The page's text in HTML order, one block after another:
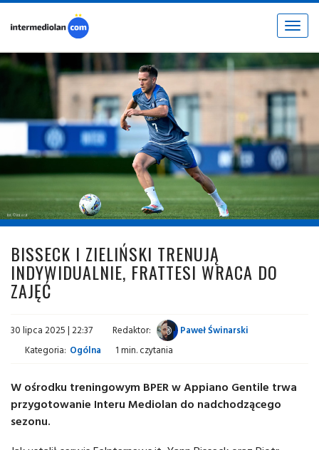
Toggle
fot. © inter.it
BISSECK I ZIELIŃSKI TRENUJĄ
INDYWIDUALNIE, FRATTESI WRACA DO
ZAJĘĆ
30 lipca 2025 | 22:37 Redaktor:
Paweł Świnarski
Kategoria: Ogólna 1 min. czytania
W ośrodku treningowym BPER w Appiano Gentile trwa
przygotowanie Interu Mediolan do nadchodzącego
sezonu.